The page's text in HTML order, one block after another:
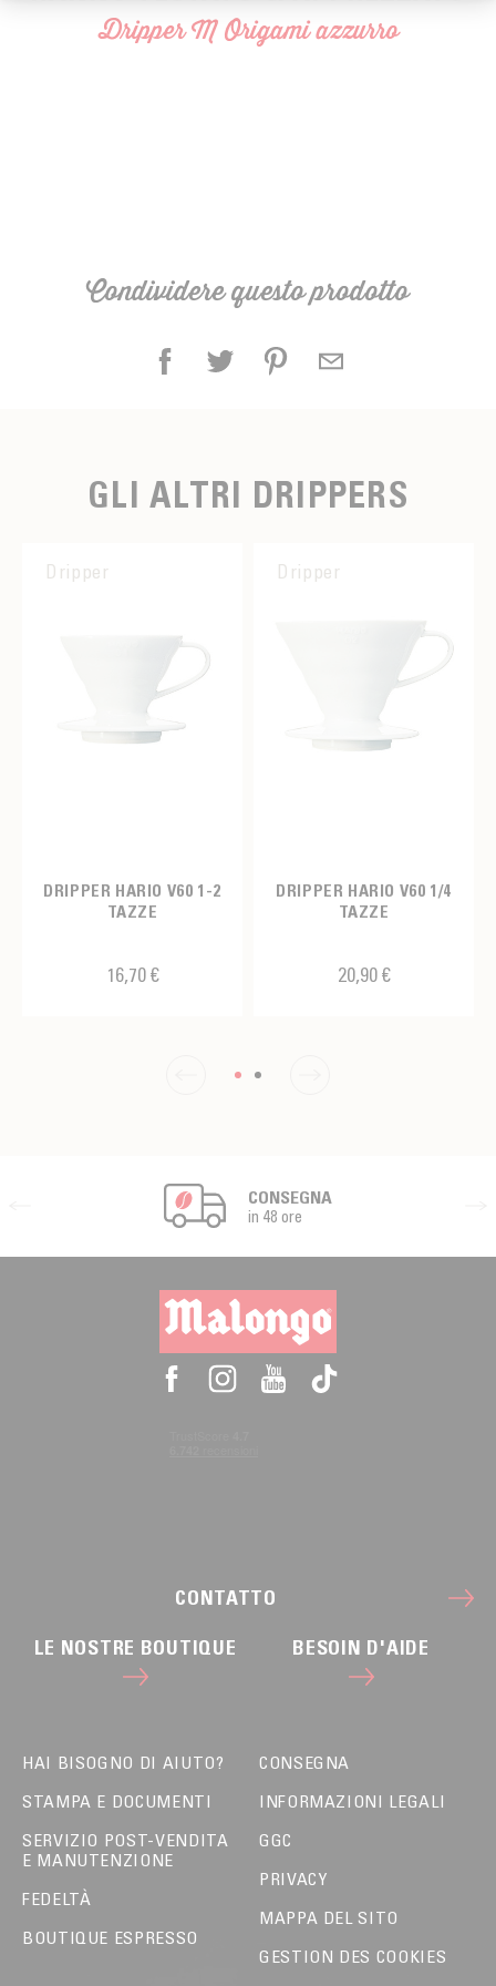
Capacità: 3-4 tazze (250-600 ml)
Dripper M Origami azzurro
Condividere questo prodotto
GLI ALTRI DRIPPERS
Dripper
DRIPPER HARIO V60 1-2
TAZZE
16,70 €
Dripper
DRIPPER HARIO V60 1/4
TAZZE
20,90 €
CONSEGNA
in 48 ore
CONTATTO
LE NOSTRE BOUTIQUE BESOIN D'AIDE
HAI BISOGNO DI AIUTO?
STAMPA E DOCUMENTI
SERVIZIO POST-VENDITA
E MANUTENZIONE
FEDELTÀ
BOUTIQUE ESPRESSO
CONSEGNA
INFORMAZIONI LEGALI
GGC
PRIVACY
MAPPA DEL SITO
GESTION DES COOKIES